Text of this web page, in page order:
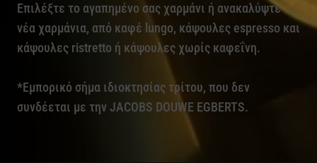
Επιλέξτε το αγαπημένο σας χαρμάνι ή ανακαλύψτε
νέα χαρμάνια, από καφέ lungo, κάψουλες espresso και
κάψουλες ristretto ή κάψουλες χωρίς καφεΐνη.
*Εμπορικό σήμα ιδιοκτησίας τρίτου, που δεν
συνδέεται με την JACOBS DOUWE EGBERTS.